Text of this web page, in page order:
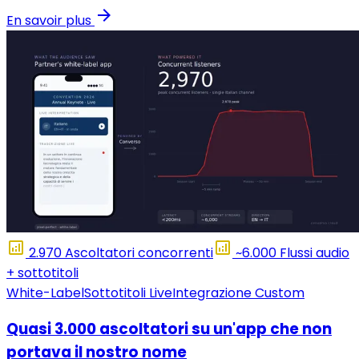
En savoir plus arrow_forward
analytics Ascoltatori concorrenti:
2.970Ascoltatori concorrentianalytics Flussi audio +
~6.000 Flussi audio
+ sottotitoli
White-LabelSottotitoli LiveIntegrazione Custom
Quasi 3.000 ascoltatori su un'app che non
portava il nostro nome